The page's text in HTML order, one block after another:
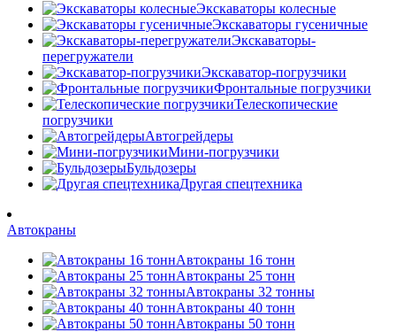
Экскаваторы колесные
Экскаваторы гусеничные
Экскаваторы-
перегружатели
Экскаватор-погрузчики
Фронтальные погрузчики
Телескопические
погрузчики
Автогрейдеры
Мини-погрузчики
Бульдозеры
Другая спецтехника
Автокраны
Автокраны 16 тонн
Автокраны 25 тонн
Автокраны 32 тонны
Автокраны 40 тонн
Автокраны 50 тонн